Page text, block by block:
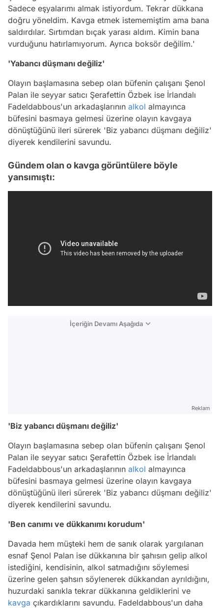
Sadece eşyalarımı almak istiyordum. Tekrar dükkana
doğru yöneldim. Kavga etmek istememiştim ama bana
saldırdılar. Sırtımdan bıçak yarası aldım. Kimin bana
vurduğunu hatırlamıyorum. Ayrıca boksör değilim.'
'Yabancı düşmanı değiliz'
Olayın başlamasına sebep olan büfenin çalışanı Şenol
Palan ile seyyar satıcı Şerafettin Özbek ise İrlandalı
Fadeldabbous'un arkadaşlarının alkol almayınca
büfesini basmaya gelmesi üzerine olayın kavgaya
dönüştüğünü ileri sürerek 'Biz yabancı düşmanı değiliz'
diyerek kendilerini savundu.
Gündem olan o kavga görüntülere böyle
yansımıştı:
İçeriğin Devamı Aşağıda
Reklam
'Biz yabancı düşmanı değiliz'
Olayın başlamasına sebep olan büfenin çalışanı Şenol
Palan ile seyyar satıcı Şerafettin Özbek ise İrlandalı
Fadeldabbous'un arkadaşlarının alkol almayınca
büfesini basmaya gelmesi üzerine olayın kavgaya
dönüştüğünü ileri sürerek 'Biz yabancı düşmanı değiliz'
diyerek kendilerini savundu.
'Ben canımı ve dükkanımı korudum'
Davada hem müşteki hem de sanık olarak yargılanan
esnaf Şenol Palan ise dükkanına bir şahısın gelip alkol
istediğini, kendisinin, alkol satmadığını söylemesi
üzerine gelen şahsın söylenerek dükkandan ayrıldığını,
huzurdaki sanıkla tekrar dükkanına geldiklerini ve
kavga çıkardıklarını savundu. Fadeldabbous'un daha